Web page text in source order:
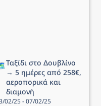
Ταξίδι στο Δουβλίνο
→ 5 ημέρες από 258€,
αεροπορικά και
διαμονή
02/25 - 07/02/25